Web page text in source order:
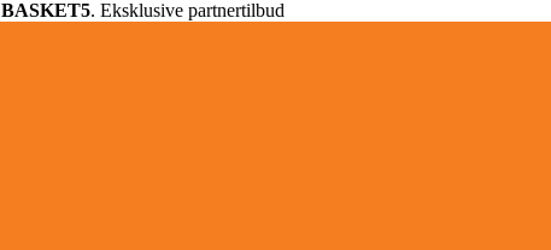
BASKET5. Eksklusive partnertilbud